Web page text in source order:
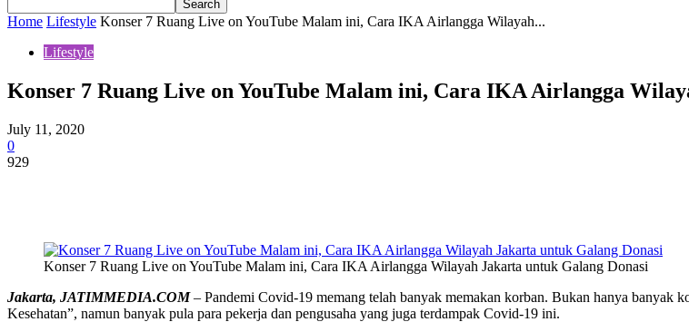
Home Lifestyle Konser 7 Ruang Live on YouTube Malam ini, Cara IKA Airlangga Wilayah...
Lifestyle
Konser 7 Ruang Live on YouTube Malam ini, Cara IKA Airlangga
July 11, 2020
0
929
Konser 7 Ruang Live on YouTube Malam ini, Cara IKA Airlangga Wilayah Jakarta untuk Galang Donasi
Jakarta, JATIMMEDIA.COM– Pandemi Covid-19 memang telah banyak memakan korban. Bukan hanya banyak
Kesehatan”, namun banyak pula para pekerja dan pengusaha yang juga terdampak Covid-19 ini.